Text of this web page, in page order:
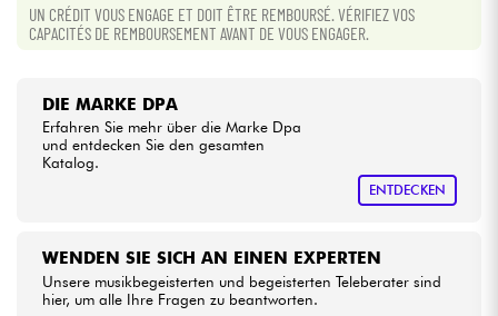
Bundle
UN CRÉDIT VOUS ENGAGE ET DOIT ÊTRE REMBOURSÉ. VÉRIFIEZ VOS
CAPACITÉS DE REMBOURSEMENT AVANT DE VOUS ENGAGER.
DIE MARKE DPA
Erfahren Sie mehr über die Marke Dpa
und entdecken Sie den gesamten
Katalog.
ENTDECKEN
WENDEN SIE SICH AN EINEN EXPERTEN
Unsere musikbegeisterten und begeisterten Teleberater sind
hier, um alle Ihre Fragen zu beantworten.